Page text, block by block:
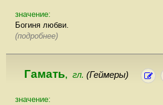
значение:
Богиня любви.
(подробнее)
Гамать, гл. (Геймеры)
значение: